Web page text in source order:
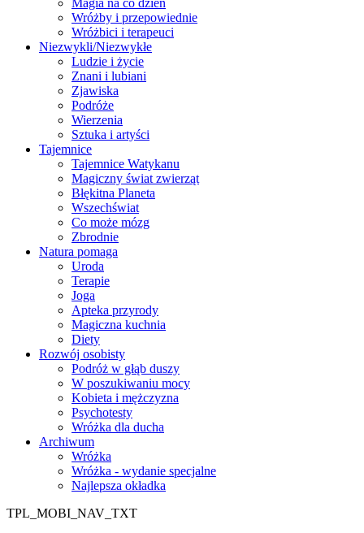
Magia na co dzień
Wróżby i przepowiednie
Wróżbici i terapeuci
Niezwykli/Niezwykłe
Ludzie i życie
Znani i lubiani
Zjawiska
Podróże
Wierzenia
Sztuka i artyści
Tajemnice
Tajemnice Watykanu
Magiczny świat zwierząt
Błękitna Planeta
Wszechświat
Co może mózg
Zbrodnie
Natura pomaga
Uroda
Terapie
Joga
Apteka przyrody
Magiczna kuchnia
Diety
Rozwój osobisty
Podróż w głąb duszy
W poszukiwaniu mocy
Kobieta i mężczyzna
Psychotesty
Wróżka dla ducha
Archiwum
Wróżka
Wróżka - wydanie specjalne
Najlepsza okładka
TPL_MOBI_NAV_TXT